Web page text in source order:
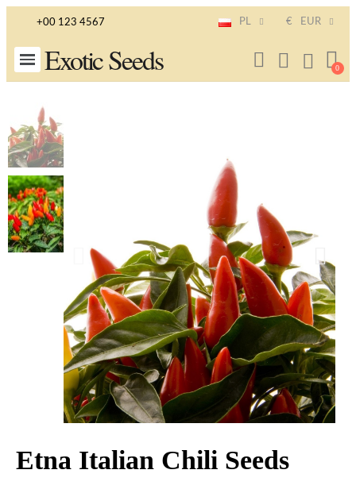
+00 123 4567 PL € EUR
Exotic Seeds
Etna Italian Chili Seeds